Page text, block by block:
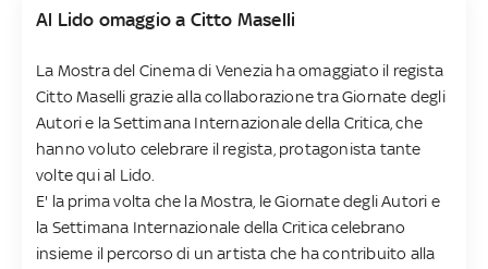
Al Lido omaggio a Citto Maselli
La Mostra del Cinema di Venezia ha omaggiato il regista
Citto Maselli grazie alla collaborazione tra Giornate degli
Autori e la Settimana Internazionale della Critica, che
hanno voluto celebrare il regista, protagonista tante
volte qui al Lido.
E' la prima volta che la Mostra, le Giornate degli Autori e
la Settimana Internazionale della Critica celebrano
insieme il percorso di un artista che ha contribuito alla